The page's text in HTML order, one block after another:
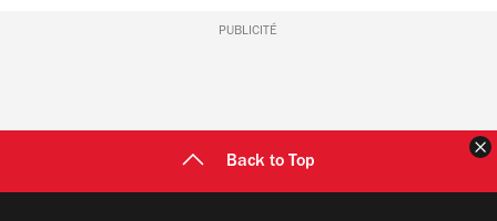
PUBLICITÉ
Back to Top